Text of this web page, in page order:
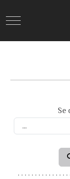
Mobile Menu
Se